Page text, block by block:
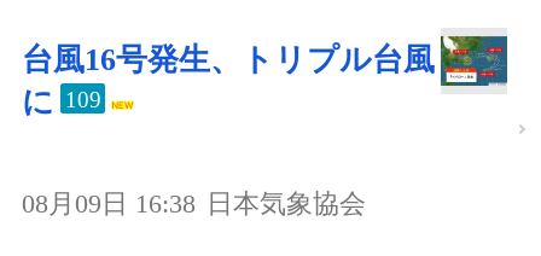
台風16号発生、トリプル台風
に 109
08月09日 16:38 日本気象協会